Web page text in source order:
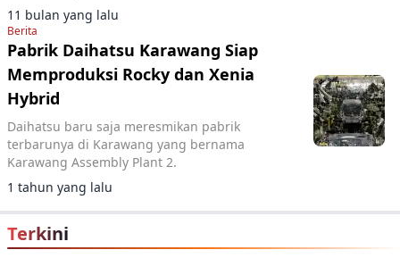
11 bulan yang lalu
Berita
Pabrik Daihatsu Karawang Siap
Memproduksi Rocky dan Xenia
Hybrid
Daihatsu baru saja meresmikan pabrik
terbarunya di Karawang yang bernama
Karawang Assembly Plant 2.
1 tahun yang lalu
Terkini